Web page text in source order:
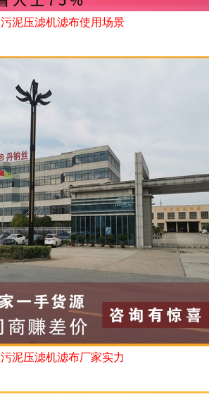
污泥压滤机滤布使用场景
污泥压滤机滤布厂家实力